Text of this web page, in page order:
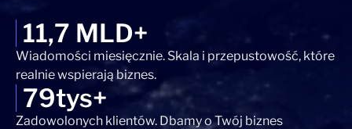
11,7 MLD+
Wiadomości miesięcznie. Skala i przepustowość, które
realnie wspierają biznes.
79tys+
Zadowolonych klientów. Dbamy o Twój biznes